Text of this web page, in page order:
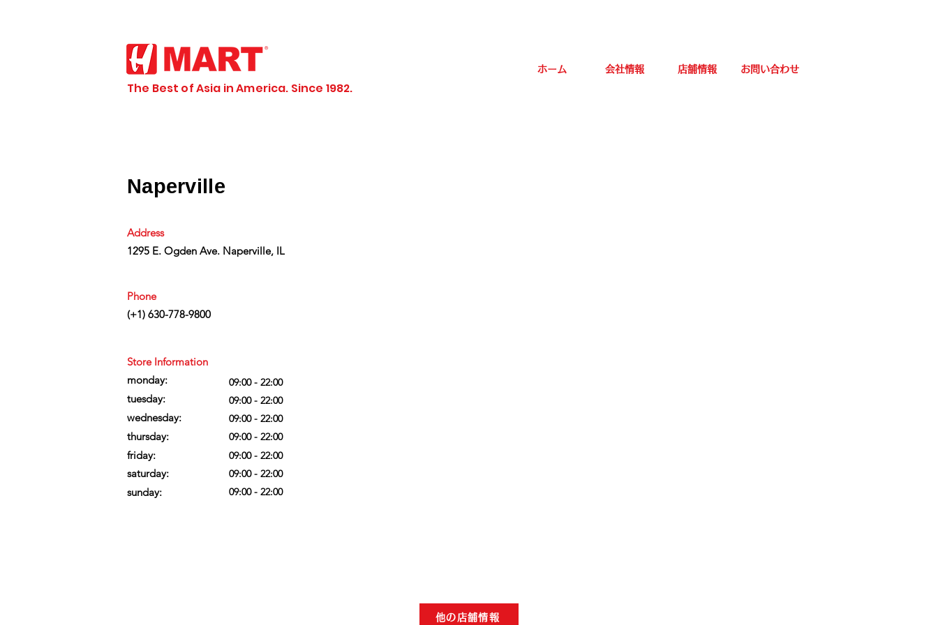
ホーム 会社情報 店舗情報 お問い合わせ
The Best of Asia in America. Since 1982.
Naperville
Address
1295 E. Ogden Ave. Naperville, IL
Phone
(+1) 630-778-9800
Store Information
monday:
tuesday:
wednesday:
thursday:
09:00 - 22:00
09:00 - 22:00
09:00 - 22:00
09:00 - 22:00
friday:
saturday:
sunday:
09:00 - 22:00
09:00 - 22:00
09:00 - 22:00
他の店舗情報